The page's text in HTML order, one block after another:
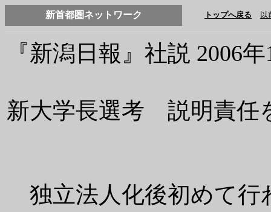
新首都圏ネットワーク トップへ戻る 以
『新潟日報』社説 2006
新大学長選考 説明責任
独立法人化後初めて行